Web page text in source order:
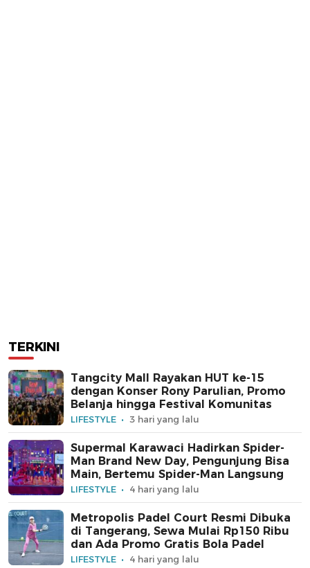
TERKINI
Tangcity Mall Rayakan HUT ke-15
dengan Konser Rony Parulian, Promo
Belanja hingga Festival Komunitas
LIFESTYLE 3 hari yang lalu
Supermal Karawaci Hadirkan Spider-
Man Brand New Day, Pengunjung Bisa
Main, Bertemu Spider-Man Langsung
LIFESTYLE 4 hari yang lalu
Metropolis Padel Court Resmi Dibuka
di Tangerang, Sewa Mulai Rp150 Ribu
dan Ada Promo Gratis Bola Padel
LIFESTYLE 4 hari yang lalu